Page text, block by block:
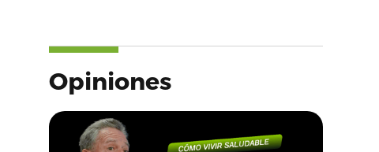
Opiniones